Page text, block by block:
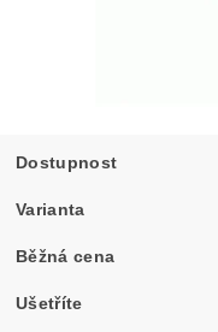
Dostupnost
Varianta
Běžná cena
Ušetříte